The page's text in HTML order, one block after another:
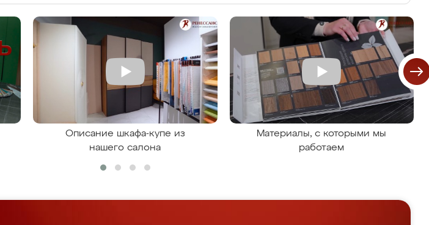
Описание шкафа-купе из
нашего салона
Материалы, с которыми мы
работаем